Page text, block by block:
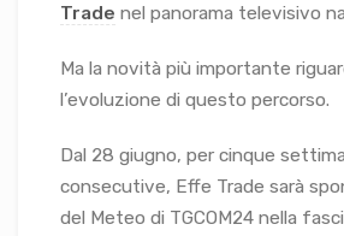
Trade nel panorama televisivo
Ma la novità più importante
l’evoluzione di questo percorso.
Dal 28 giugno, per cinque
consecutive, Effe Trade sarà
del Meteo di TGCOM24 nella